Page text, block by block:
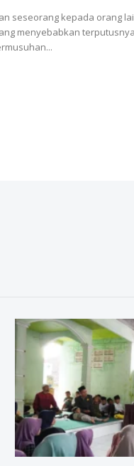
seseorang kepada orang
menyebabkan